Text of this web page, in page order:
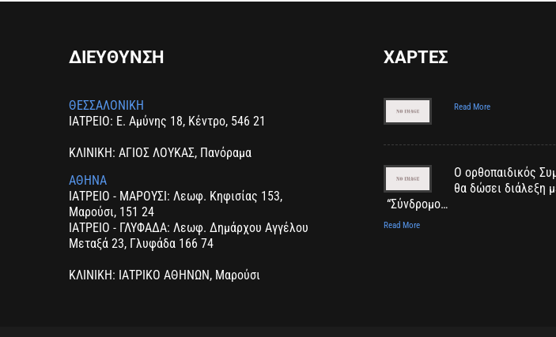
ΔΙΕΥΘΥΝΣΗ
ΘΕΣΣΑΛΟΝΙΚΗ
ΙΑΤΡΕΙΟ: Ε. Αμύνης 18, Κέντρο, 546 21
ΚΛΙΝΙΚΗ: ΑΓΙΟΣ ΛΟΥΚΑΣ, Πανόραμα
ΑΘΗΝΑ
ΙΑΤΡΕΙΟ - ΜΑΡΟΥΣΙ: Λεωφ. Κηφισίας 153,
Μαρούσι, 151 24
ΙΑΤΡΕΙΟ - ΓΛΥΦΑΔΑ: Λεωφ. Δημάρχου Αγγέλου
Μεταξά 23, Γλυφάδα 166 74
ΚΛΙΝΙΚΗ: ΙΑΤΡΙΚΟ ΑΘΗΝΩΝ, Μαρούσι
ΧΑΡΤΕΣ
Read More
Ο ορθοπαιδικός
θα δώσει διάλεξη
“Σύνδρομο…
Read More